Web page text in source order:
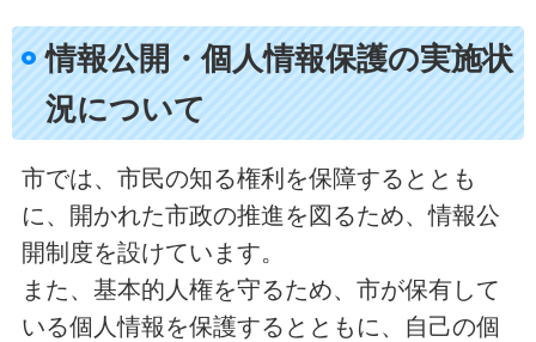
情報公開・個人情報保護の実施状
況について
市では、市民の知る権利を保障するととも
に、開かれた市政の推進を図るため、情報公
開制度を設けています。
また、基本的人権を守るため、市が保有して
いる個人情報を保護するとともに、自己の個